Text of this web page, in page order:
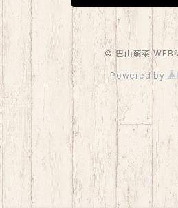
© 巴山萌菜 WEB
Powered by